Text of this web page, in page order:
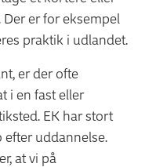
er for eksempel
praktik i udlandet.
er der ofte
i en fast eller
EK har stort
efter uddannelse.
at vi på